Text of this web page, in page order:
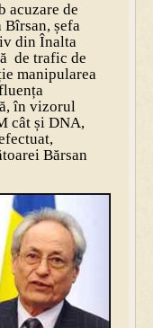
acuzare de
Bîrsan, șefa
din Înalta
de trafic de
manipularea
în vizorul
cât și DNA,
Bărsan